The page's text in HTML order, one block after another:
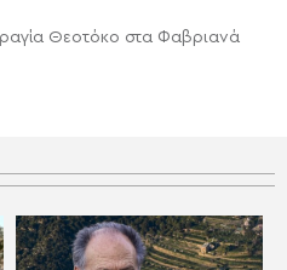
Θεοτόκο στα Φαβριανά